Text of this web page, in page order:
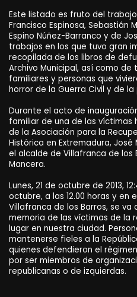
Este listado es fruto del
Francisco Espinosa, Sebastián
Espino Núñez-Barranco y de
trabajos en los que tuvo gran
recopilada de los libros de
Archivo Municipal, así como
familiares y personas que
horror de la Guerra Civil y de la
Durante el acto de
familiar de una de las víctimas
de la Asociación para la
Histórica en Extremadura,
el alcalde de Villafranca de los
Mancera.
Lunes, 21 de octubre de 2013,
octubre, a las 12.00 horas y en
Villafranca de los Barros, se
memoria de las víctimas de la
lugar en nuestra ciudad.
mantenerse fieles a la
quienes defendieron el
por ser miembros de
republicanas o de izquierdas.